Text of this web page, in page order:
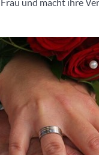
und macht ihre